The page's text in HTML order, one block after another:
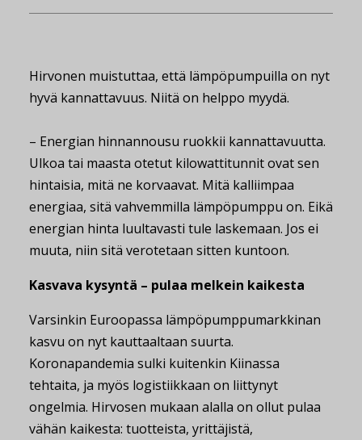
Hirvonen muistuttaa, että lämpöpumpuilla on nyt
hyvä kannattavuus. Niitä on helppo myydä.
– Energian hinnannousu ruokkii kannattavuutta.
Ulkoa tai maasta otetut kilowattitunnit ovat sen
hintaisia, mitä ne korvaavat. Mitä kalliimpaa
energiaa, sitä vahvemmilla lämpöpumppu on. Eikä
energian hinta luultavasti tule laskemaan. Jos ei
muuta, niin sitä verotetaan sitten kuntoon.
Kasvava kysyntä – pulaa melkein kaikesta
Varsinkin Euroopassa lämpöpumppumarkkinan
kasvu on nyt kauttaaltaan suurta.
Koronapandemia sulki kuitenkin Kiinassa
tehtaita, ja myös logistiikkaan on liittynyt
ongelmia. Hirvosen mukaan alalla on ollut pulaa
vähän kaikesta: tuotteista, yrittäjistä,